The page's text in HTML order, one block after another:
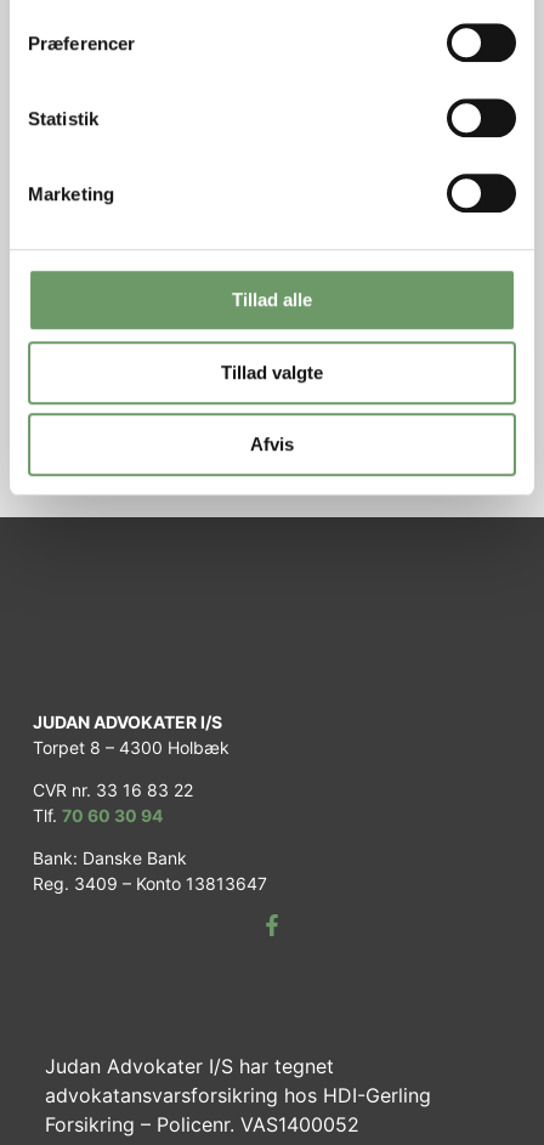
Præferencer
Statistik
Marketing
Tillad alle
Tillad valgte
Afvis
Hjælp mig med at få mit barn hjem igen
JUDAN ADVOKATER I/S
Torpet 8 – 4300 Holbæk
CVR nr. 33 16 83 22
Tlf. 70 60 30 94
Bank: Danske Bank
Reg. 3409 – Konto 13813647
Judan Advokater I/S har tegnet
advokatansvarsforsikring hos HDI-Gerling
Forsikring – Policenr. VAS1400052